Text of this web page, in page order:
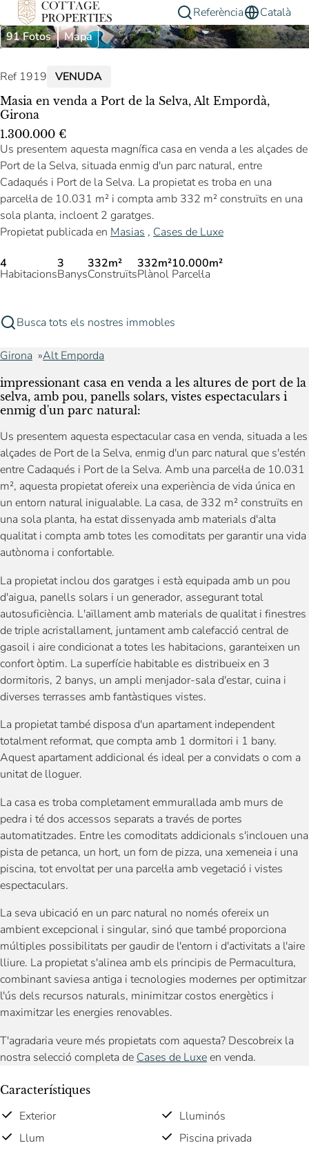
Referència
Català
91 Fotos
Mapa
Ref 1919 VENUDA
Masia en venda a Port de la Selva, Alt Empordà,
Girona
1.300.000 €
Us presentem aquesta magnífica casa en venda a les alçades de
Port de la Selva, situada enmig d'un parc natural, entre
Cadaqués i Port de la Selva. La propietat es troba en una
parcel·la de 10.031 m² i compta amb 332 m² construïts en una
sola planta, incloent 2 garatges.
Propietat publicada en Masias , Cases de Luxe
4
Habitacions
3
Banys
332m²
Construïts
332m²
Plànol
10.000m²
Parcel·la
Busca tots els nostres immobles
Girona Alt Emporda
impressionant casa en venda a les altures de port de la
selva, amb pou, panells solars, vistes espectaculars i
enmig d'un parc natural:
Us presentem aquesta espectacular casa en venda, situada a les
alçades de Port de la Selva, enmig d'un parc natural que s'estén
entre Cadaqués i Port de la Selva. Amb una parcel·la de 10.031
m², aquesta propietat ofereix una experiència de vida única en
un entorn natural inigualable. La casa, de 332 m² construïts en
una sola planta, ha estat dissenyada amb materials d'alta
qualitat i compta amb totes les comoditats per garantir una vida
autònoma i confortable.
La propietat inclou dos garatges i està equipada amb un pou
d'aigua, panells solars i un generador, assegurant total
autosuficiència. L'aïllament amb materials de qualitat i finestres
de triple acristallament, juntament amb calefacció central de
gasoil i aire condicionat a totes les habitacions, garanteixen un
confort òptim. La superfície habitable es distribueix en 3
dormitoris, 2 banys, un ampli menjador-sala d'estar, cuina i
diverses terrasses amb fantàstiques vistes.
La propietat també disposa d'un apartament independent
totalment reformat, que compta amb 1 dormitori i 1 bany.
Aquest apartament addicional és ideal per a convidats o com a
unitat de lloguer.
La casa es troba completament emmurallada amb murs de
pedra i té dos accessos separats a través de portes
automatitzades. Entre les comoditats addicionals s'inclouen una
pista de petanca, un hort, un forn de pizza, una xemeneia i una
piscina, tot envoltat per una parcel·la amb vegetació i vistes
espectaculars.
La seva ubicació en un parc natural no només ofereix un
ambient excepcional i singular, sinó que també proporciona
múltiples possibilitats per gaudir de l'entorn i d'activitats a l'aire
lliure. La propietat s'alinea amb els principis de Permacultura,
combinant saviesa antiga i tecnologies modernes per optimitzar
l'ús dels recursos naturals, minimitzar costos energètics i
maximitzar les energies renovables.
T'agradaria veure més propietats com aquesta? Descobreix la
nostra selecció completa de Cases de Luxeen venda.
Característiques
Exterior
Lluminós
Llum
Piscina privada